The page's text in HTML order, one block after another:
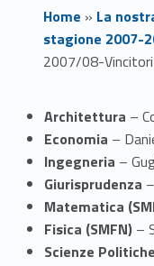
Home » La
stagione 2007-
2007/08-Vincitori
R
e
f
e
Architettura –
Economia –
Ingegneria –
Giurisprudenza
Matematica
Fisica (SMFN)–
Scienze Politiche